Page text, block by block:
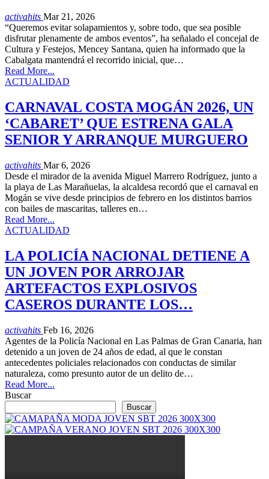
activahits Mar 21, 2026
“Queremos evitar solapamientos y, sobre todo, que sea posible
disfrutar plenamente de ambos eventos”, ha señalado el concejal de
Cultura y Festejos, Mencey Santana, quien ha informado que la
Cabalgata mantendrá el recorrido inicial, que…
Read More...
ACTUALIDAD
CARNAVAL COSTA MOGÁN 2026, UN
‘CABARET’ QUE ESTRENA GALA
SENIOR Y ARRANQUE MURGUERO
activahits Mar 6, 2026
Desde el mirador de la avenida Miguel Marrero Rodríguez, junto a
la playa de Las Marañuelas, la alcaldesa recordó que el carnaval en
Mogán se vive desde principios de febrero en los distintos barrios
con bailes de mascaritas, talleres en…
Read More...
ACTUALIDAD
LA POLICÍA NACIONAL DETIENE A
UN JOVEN POR ARROJAR
ARTEFACTOS EXPLOSIVOS
CASEROS DURANTE LOS…
activahits Feb 16, 2026
Agentes de la Policía Nacional en Las Palmas de Gran Canaria, han
detenido a un joven de 24 años de edad, al que le constan
antecedentes policiales relacionados con conductas de similar
naturaleza, como presunto autor de un delito de…
Read More...
Buscar
Buscar